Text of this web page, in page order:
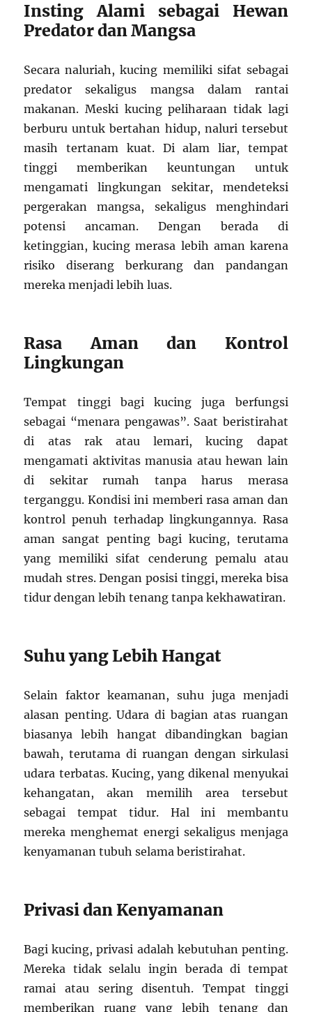
Insting Alami sebagai Hewan
Predator dan Mangsa
Secara naluriah, kucing memiliki sifat sebagai
predator sekaligus mangsa dalam rantai
makanan. Meski kucing peliharaan tidak lagi
berburu untuk bertahan hidup, naluri tersebut
masih tertanam kuat. Di alam liar, tempat
tinggi memberikan keuntungan untuk
mengamati lingkungan sekitar, mendeteksi
pergerakan mangsa, sekaligus menghindari
potensi ancaman. Dengan berada di
ketinggian, kucing merasa lebih aman karena
risiko diserang berkurang dan pandangan
mereka menjadi lebih luas.
Rasa Aman dan Kontrol
Lingkungan
Tempat tinggi bagi kucing juga berfungsi
sebagai “menara pengawas”. Saat beristirahat
di atas rak atau lemari, kucing dapat
mengamati aktivitas manusia atau hewan lain
di sekitar rumah tanpa harus merasa
terganggu. Kondisi ini memberi rasa aman dan
kontrol penuh terhadap lingkungannya. Rasa
aman sangat penting bagi kucing, terutama
yang memiliki sifat cenderung pemalu atau
mudah stres. Dengan posisi tinggi, mereka bisa
tidur dengan lebih tenang tanpa kekhawatiran.
Suhu yang Lebih Hangat
Selain faktor keamanan, suhu juga menjadi
alasan penting. Udara di bagian atas ruangan
biasanya lebih hangat dibandingkan bagian
bawah, terutama di ruangan dengan sirkulasi
udara terbatas. Kucing, yang dikenal menyukai
kehangatan, akan memilih area tersebut
sebagai tempat tidur. Hal ini membantu
mereka menghemat energi sekaligus menjaga
kenyamanan tubuh selama beristirahat.
Privasi dan Kenyamanan
Bagi kucing, privasi adalah kebutuhan penting.
Mereka tidak selalu ingin berada di tempat
ramai atau sering disentuh. Tempat tinggi
memberikan ruang yang lebih tenang dan